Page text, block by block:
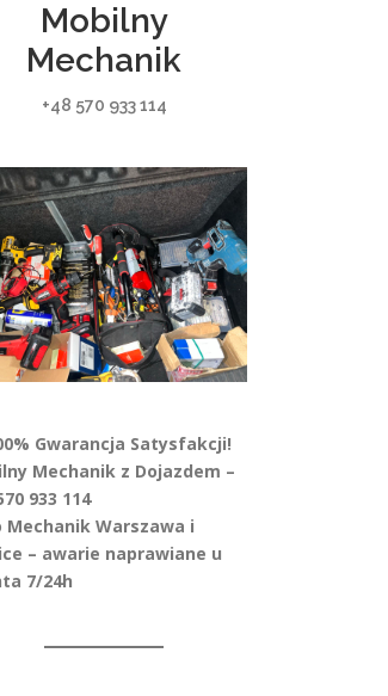
Mobilny
Mechanik
+48 570 933 114
Gwarancja Satysfakcji!
Mechanik z Dojazdem –
933 114
Mechanik Warszawa i
– awarie naprawiane u
7/24h